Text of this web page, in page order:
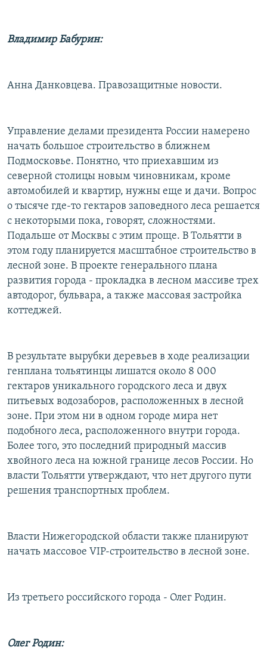
Владимир Бабурин:
Анна Данковцева. Правозащитные новости.
Управление делами президента России намерено
начать большое строительство в ближнем
Подмосковье. Понятно, что приехавшим из
северной столицы новым чиновникам, кроме
автомобилей и квартир, нужны еще и дачи. Вопрос
о тысяче где-то гектаров заповедного леса решается
с некоторыми пока, говорят, сложностями.
Подальше от Москвы с этим проще. В Тольятти в
этом году планируется масштабное строительство в
лесной зоне. В проекте генерального плана
развития города - прокладка в лесном массиве трех
автодорог, бульвара, а также массовая застройка
коттеджей.
В результате вырубки деревьев в ходе реализации
генплана тольятинцы лишатся около 8 000
гектаров уникального городского леса и двух
питьевых водозаборов, расположенных в лесной
зоне. При этом ни в одном городе мира нет
подобного леса, расположенного внутри города.
Более того, это последний природный массив
хвойного леса на южной границе лесов России. Но
власти Тольятти утверждают, что нет другого пути
решения транспортных проблем.
Власти Нижегородской области также планируют
начать массовое VIP-строительство в лесной зоне.
Из третьего российского города - Олег Родин.
Олег Родин: